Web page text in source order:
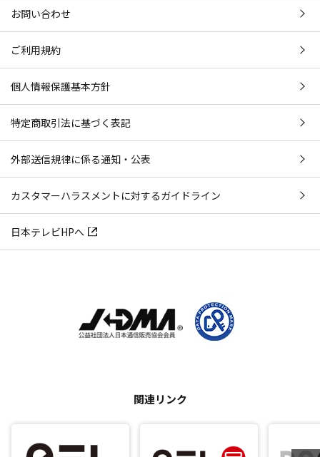
お問い合わせ
ご利用規約
個人情報保護基本方針
特定商取引法に基づく表記
外部送信規律に係る通知・公表
カスタマーハラスメントに対するガイドライン
日本テレビHPへ
関連リンク